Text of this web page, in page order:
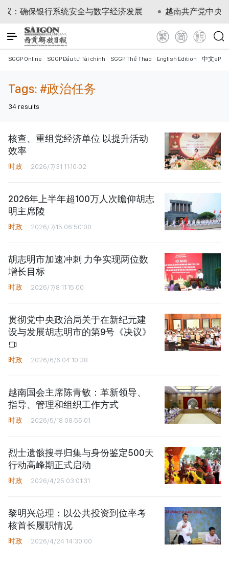
保银行系统安全与数字经济发展 越南共产党中央总书
SGGP Online SGGP Đầu tư Tài chính SGGP Thể Thao English Edition 中文
Tags: #政治任务
34 results
核查、重组党经济单位 以提升活动
效率
时政 2026/7/31 11:10:02
2026年上半年超100万人次瞻仰胡志
明主席陵
时政 2026/7/15 06:50:00
胡志明市加速冲刺 力争实现两位数
增长目标
时政 2026/7/8 11:15:00
贯彻党中央政治局关于在新纪元建
设与发展胡志明市的第9号《决议》
时政 2026/6/6 04:10:38
越南国会主席陈青敏：革新领导、
指导、管理和组织工作方式
时政 2026/5/18 08:55:01
烈士遗骸搜寻归集与身份鉴定500天
行动高峰期正式启动
时政 2026/4/25 03:01:31
黎明兴总理：以公共投资到位率考
核首长履职情况
时政 2026/4/24 14:30:00